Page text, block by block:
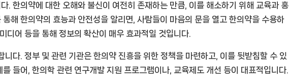
. 한의약에 대한 오해와 불신이 여전히 존재하는 만큼, 이를 해소하기 위해 교육과 홍
해 한의약의 효능과 안전성을 알리면, 사람들이 마음의 문을 열고 한의약을 수용하
디어 등을 통해 정보의 확산이 매우 효과적일 것입니다.
니다. 정부 및 관련 기관은 한의약 진흥을 위한 정책을 마련하고, 이를 뒷받침할 수 있
들어, 한의학 관련 연구개발 지원 프로그램이나, 교육제도 개선 등이 대표적입니다.